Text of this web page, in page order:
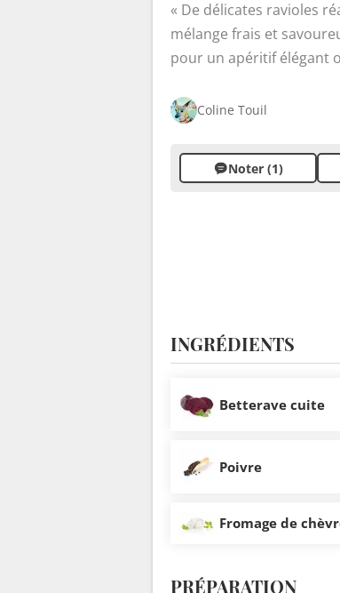
De délicates ravioles
mélange frais et
pour un apéritif élégant
Coline Touil
Noter (1)
INGRÉDIENTS
Betterave cuite
Poivre
Fromage de
PRÉPARATION